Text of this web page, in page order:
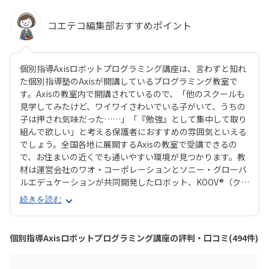
コエテコ編集部おすすめポイント
個別指導Axisロボットプログラミング講座は、言わずと知れ
た個別指導塾のAxisが開講しているプログラミング教室で
す。Axisの教室内で開講されているので、「他のスクールも
見学してみたけど、ワイワイさわいでいる子がいて、うちの
子は押され気味だった……」「『勉強』として集中して取り
組んで欲しい」と考える保護者におすすめの雰囲気といえる
でしょう。全国各地に展開するAxisの教室で受講できるの
で、お住まいの近くでも通いやすい環境が見つかります。教
材は運営会社のワオ・コーポレーションとソニー・グローバ
ルエデュケーションが共同開発したロボット、KOOV®︎（クー
ブ）。半透明のカラフルなブロックを組み合わせながらロボ
ットを組み立てていくので、女の子にも人気が高いのがポイ
ント。ロボットが好きな子はもちろん、色彩感覚に優れる子
からも評判の教材です。さらに、高学年からはエンジニアも
使う本格的なプログラミング言語「Python（パイソン）」
続きを読む
個別指導Axisロボットプログラミング講座の評判・口コミ(494件)